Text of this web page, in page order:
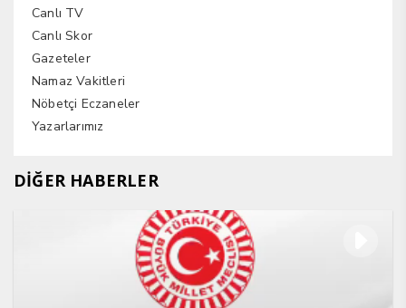
Canlı TV
Canlı Skor
Gazeteler
Namaz Vakitleri
Nöbetçi Eczaneler
Yazarlarımız
DİĞER HABERLER